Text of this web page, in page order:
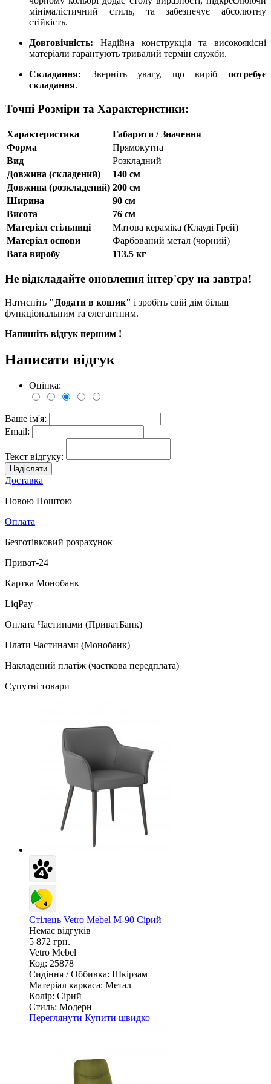
мінімалістичний стиль, та забезпечує абсолютну
стійкість.
Довговічність: Надійна конструкція та високоякісні
матеріали гарантують тривалий термін служби.
Складання: Зверніть увагу, що виріб потребує
складання.
Точні Розміри та Характеристики:
Характеристика
Габарити / Значення
Форма
Прямокутна
Вид
Розкладний
Довжина (складений)
140 см
Довжина (розкладений) 200 см
Ширина
90 см
Висота
76 см
Матеріал стільниці
Матова кераміка (Клауді Грей)
Матеріал основи
Фарбований метал (чорний)
Вага виробу
113.5 кг
Не відкладайте оновлення інтер'єру на завтра!
Натисніть "Додати в кошик" і зробіть свій дім більш
функціональним та елегантним.
Напишіть відгук першим !
Написати відгук
Оцінка:
Ваше ім'я:
Email:
Текст відгуку:
Надіслати
Доставка
Новою Поштою
Оплата
Безготівковий розрахунок
Приват-24
Картка Монобанк
LiqPay
Оплата Частинами (ПриватБанк)
Плати Частинами (Монобанк)
Накладений платіж (часткова передплата)
Супутні товари
Стілець Vetro Mebel М-90 Сірий
Немає відгуків
5 872 грн.
Vetro Mebel
Код: 25878
Сидіння / Оббивка: Шкірзам
Матеріал каркаса: Метал
Колір: Сірий
Стиль: Модерн
Переглянути Купити швидко